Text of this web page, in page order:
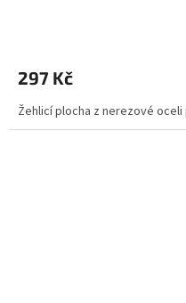
297 Kč
Žehlicí plocha z nerezové